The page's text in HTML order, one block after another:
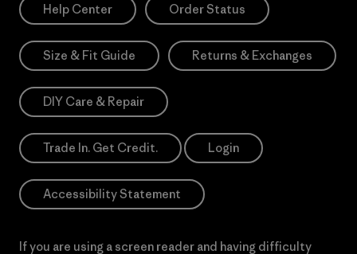
Help Center Order Status
Size & Fit Guide Returns & Exchanges
DIY Care & Repair
Trade In. Get Credit. Login
Accessibility Statement
If you are using a screen reader and having difficulty